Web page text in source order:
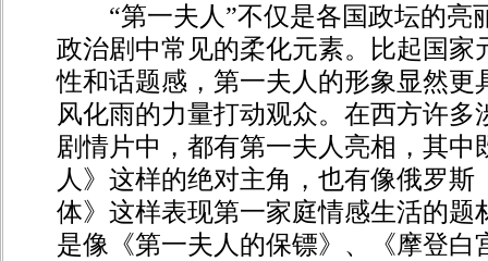
“第一夫人”不仅是各国政坛的亮
政治剧中常见的柔化元素。比起国家
性和话题感，第一夫人的形象显然更
风化雨的力量打动观众。在西方许多
剧情片中，都有第一夫人亮相，其中
人》这样的绝对主角，也有像俄罗斯
体》这样表现第一家庭情感生活的题
是像《第一夫人的保镖》、《摩登白